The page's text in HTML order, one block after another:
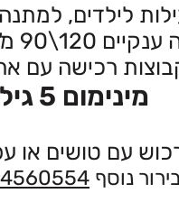
לילדים,
לכל גיל, לבנים ולבנות.
רכישה עם
מינימום 5 גיליונות להזמנה.
עם טושים או
נוסף